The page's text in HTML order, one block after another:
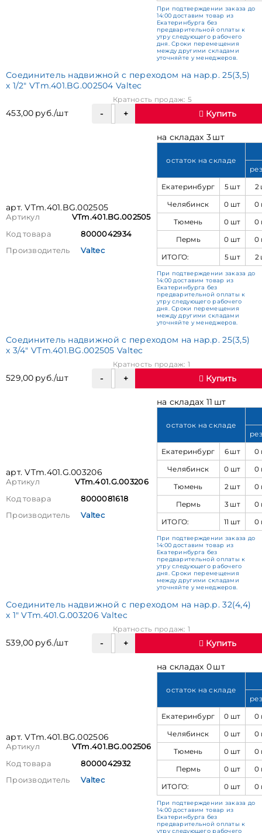
При подтверждении заказа до
14:00 доставим товар из
Екатеринбурга без
предварительной оплаты к
утру следующего рабочего
дня. Сроки перемещения
между другими складами
уточняйте у менеджеров.
Соединитель надвижной с переходом на нар.р. 25(3,5)
х 1/2" VTm.401.BG.002504 Valtec
453,00 руб./шт
Кратность продаж: 5
Купить
арт. VTm.401.BG.002505
Артикул
VTm.401.BG.002505
Код товара
8000042934
Производитель
Valtec
на складах 3 шт
остаток на складе
Екатеринбург
5 шт
2
Челябинск
0 шт
0
Тюмень
0 шт
0
Пермь
0 шт
0
ИТОГО:
5 шт 2
При подтверждении заказа до
14:00 доставим товар из
Екатеринбурга без
предварительной оплаты к
утру следующего рабочего
дня. Сроки перемещения
между другими складами
уточняйте у менеджеров.
Соединитель надвижной с переходом на нар.р. 25(3,5)
х 3/4" VTm.401.BG.002505 Valtec
529,00 руб./шт
Кратность продаж: 1
Купить
арт. VTm.401.G.003206
Артикул
VTm.401.G.003206
Код товара
8000081618
Производитель
Valtec
на складах 11 шт
остаток на складе
Екатеринбург
6 шт
0
Челябинск
0 шт
0
Тюмень
2 шт
0
Пермь
3 шт
0
ИТОГО:
11 шт 0
При подтверждении заказа до
14:00 доставим товар из
Екатеринбурга без
предварительной оплаты к
утру следующего рабочего
дня. Сроки перемещения
между другими складами
уточняйте у менеджеров.
Соединитель надвижной с переходом на нар.р. 32(4,4)
х 1" VTm.401.G.003206 Valtec
539,00 руб./шт
Кратность продаж: 1
Купить
арт. VTm.401.BG.002506
Артикул
VTm.401.BG.002506
Код товара
8000042932
Производитель
Valtec
на складах 0 шт
остаток на складе
Екатеринбург
0 шт
0
Челябинск
0 шт
0
Тюмень
0 шт
0
Пермь
0 шт
0
ИТОГО:
0 шт 0
При подтверждении заказа до
14:00 доставим товар из
Екатеринбурга без
предварительной оплаты к
утру следующего рабочего